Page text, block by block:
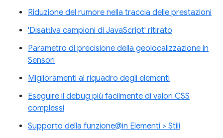
Riduzione del rumore nella traccia delle prestazioni
'Disattiva campioni di JavaScript' ritirato
Parametro di precisione della geolocalizzazione in
Sensori
Miglioramenti al riquadro degli elementi
Eseguire il debug più facilmente di valori CSS
complessi
Supporto della funzione@in Elementi > Stili